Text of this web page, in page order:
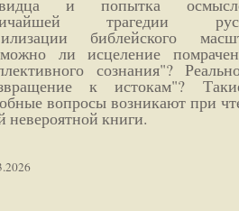
и попытка
трагедии
библейского
ли исцеление
сознания"?
к истокам"?
вопросы возникают при
невероятной книги.